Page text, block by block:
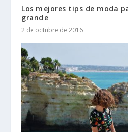
Los mejores tips de moda
grande
2 de octubre de 2016